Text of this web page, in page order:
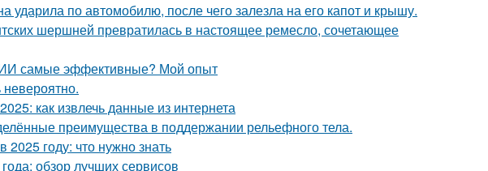
по автомобилю, после чего залезла на его капот и крышу.
шершней превратилась в настоящее ремесло, сочетающее
ИИ самые эффективные? Мой опыт
как извлечь данные из интернета
преимущества в поддержании рельефного тела.
году: что нужно знать
обзор лучших сервисов